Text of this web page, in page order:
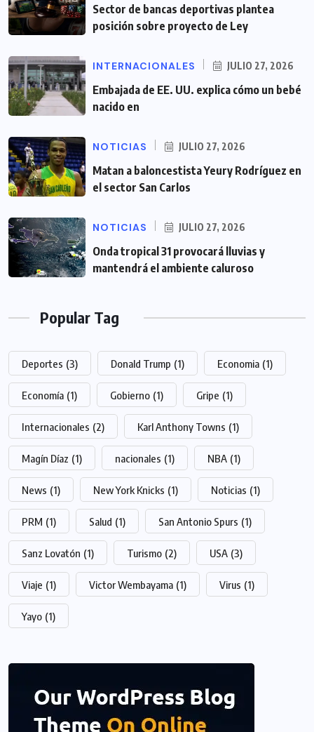
Sector de bancas deportivas plantea
posición sobre proyecto de Ley
INTERNACIONALES JULIO 27, 2026
Embajada de EE. UU. explica cómo un bebé
nacido en
NOTICIAS JULIO 27, 2026
Matan a baloncestista Yeury Rodríguez en
el sector San Carlos
NOTICIAS JULIO 27, 2026
Onda tropical 31 provocará lluvias y
mantendrá el ambiente caluroso
Popular Tag
Deportes (3) Donald Trump (1) Economia (1)
Economía (1) Gobierno (1) Gripe (1)
Internacionales (2) Karl Anthony Towns (1)
Magín Díaz (1) nacionales (1) NBA (1)
News (1) New York Knicks (1) Noticias (1)
PRM (1) Salud (1) San Antonio Spurs (1)
Sanz Lovatón (1) Turismo (2) USA (3)
Viaje (1) Victor Wembayama (1) Virus (1)
Yayo (1)